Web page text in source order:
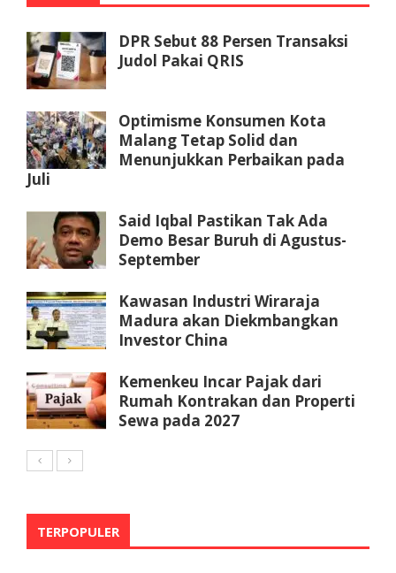
DPR Sebut 88 Persen Transaksi
Judol Pakai QRIS
Optimisme Konsumen Kota
Malang Tetap Solid dan
Menunjukkan Perbaikan pada
Juli
Said Iqbal Pastikan Tak Ada
Demo Besar Buruh di Agustus-
September
Kawasan Industri Wiraraja
Madura akan Diekmbangkan
Investor China
Kemenkeu Incar Pajak dari
Rumah Kontrakan dan Properti
Sewa pada 2027
TERPOPULER